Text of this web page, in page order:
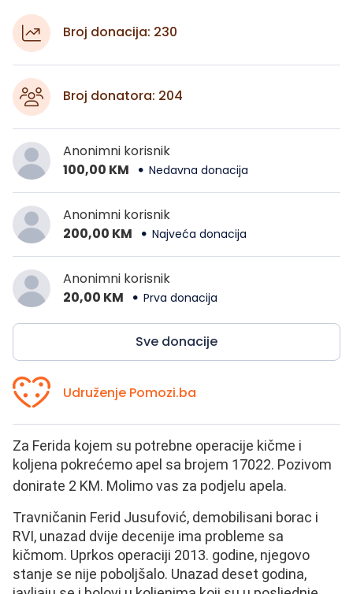
Broj donacija: 230
Broj donatora: 204
Anonimni korisnik
100,00 KM
Nedavna donacija
Anonimni korisnik
200,00 KM
Najveća donacija
Anonimni korisnik
20,00 KM
Prva donacija
Sve donacije
Udruženje Pomozi.ba
Za Ferida kojem su potrebne operacije kičme i
koljena pokrećemo apel sa brojem 17022. Pozivom
donirate 2 KM. Molimo vas za podjelu apela.
Travničanin Ferid Jusufović, demobilisani borac i
RVI, unazad dvije decenije ima probleme sa
kičmom. Uprkos operaciji 2013. godine, njegovo
stanje se nije poboljšalo. Unazad deset godina,